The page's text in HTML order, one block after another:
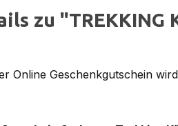
zu "TREKKING
Online Geschenkgutschein